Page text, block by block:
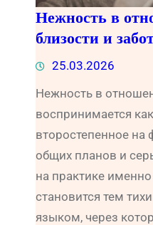
Нежность в
близости и
25.03.2026
Нежность в
воспринимается
второстепенное на
общих планов и
на практике
становится тем
языком, через